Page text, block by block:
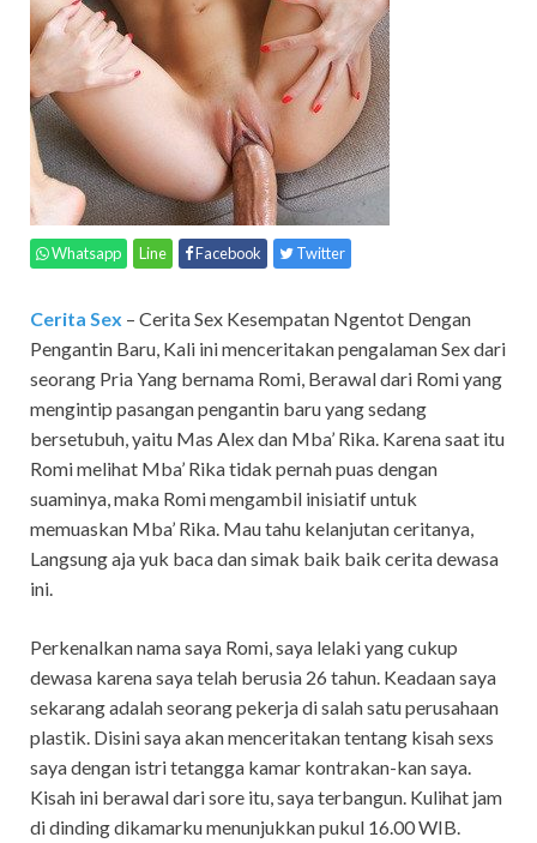
Whatsapp Line Facebook Twitter
Cerita Sex – Cerita Sex Kesempatan Ngentot Dengan
Pengantin Baru, Kali ini menceritakan pengalaman Sex dari
seorang Pria Yang bernama Romi, Berawal dari Romi yang
mengintip pasangan pengantin baru yang sedang
bersetubuh, yaitu Mas Alex dan Mba’ Rika. Karena saat itu
Romi melihat Mba’ Rika tidak pernah puas dengan
suaminya, maka Romi mengambil inisiatif untuk
memuaskan Mba’ Rika. Mau tahu kelanjutan ceritanya,
Langsung aja yuk baca dan simak baik baik cerita dewasa
ini.
Perkenalkan nama saya Romi, saya lelaki yang cukup
dewasa karena saya telah berusia 26 tahun. Keadaan saya
sekarang adalah seorang pekerja di salah satu perusahaan
plastik. Disini saya akan menceritakan tentang kisah sexs
saya dengan istri tetangga kamar kontrakan-kan saya.
Kisah ini berawal dari sore itu, saya terbangun. Kulihat jam
di dinding dikamarku menunjukkan pukul 16.00 WIB.